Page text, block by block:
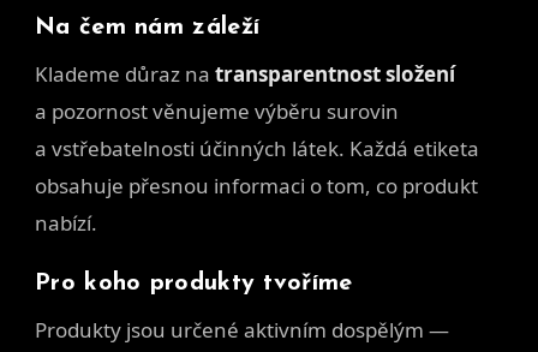
Na čem nám záleží
Klademe důraz na transparentnost složení
a pozornost věnujeme výběru surovin
a vstřebatelnosti účinných látek. Každá etiketa
obsahuje přesnou informaci o tom, co produkt
nabízí.
Pro koho produkty tvoříme
Produkty jsou určené aktivním dospělým —